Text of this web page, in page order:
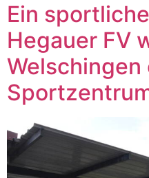
Ein
Hegauer FV
Welschingen